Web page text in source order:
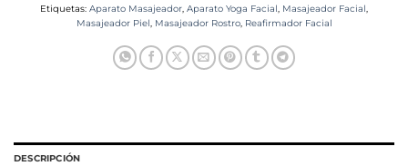
Etiquetas: Aparato Masajeador, Aparato Yoga Facial, Masajeador Facial,
Masajeador Piel, Masajeador Rostro, Reafirmador Facial
DESCRIPCIÓN